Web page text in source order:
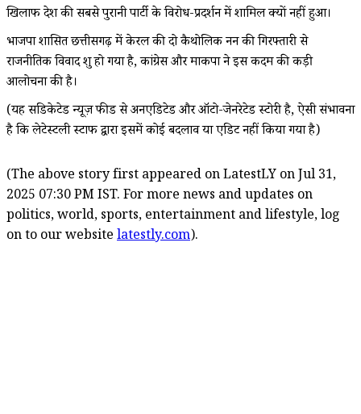
खिलाफ देश की सबसे पुरानी पार्टी के विरोध-प्रदर्शन में शामिल क्यों नहीं हुआ।
भाजपा शासित छत्तीसगढ़ में केरल की दो कैथोलिक नन की गिरफ्तारी से
राजनीतिक विवाद शुरू हो गया है, कांग्रेस और माकपा ने इस कदम की कड़ी
आलोचना की है।
(यह सिंडिकेटेड न्यूज़ फीड से अनएडिटेड और ऑटो-जेनरेटेड स्टोरी है, ऐसी संभावना
है कि लेटेस्टली स्टाफ द्वारा इसमें कोई बदलाव या एडिट नहीं किया गया है)
(The above story first appeared on LatestLY on Jul 31,
2025 07:30 PM IST. For more news and updates on
politics, world, sports, entertainment and lifestyle, log
on to our website latestly.com).